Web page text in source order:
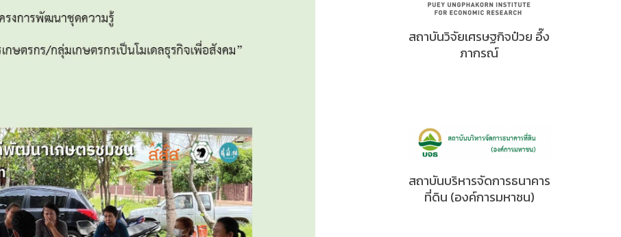
สถาบันวิจัยเศรษฐกิจป๋วย อึ๊ง
ภากรณ์
สถาบันบริหารจัดการธนาคาร
ที่ดิน (องค์การมหาชน)